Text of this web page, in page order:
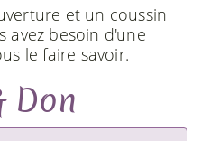
et un coussin
avez besoin d'une
le faire savoir.
Don